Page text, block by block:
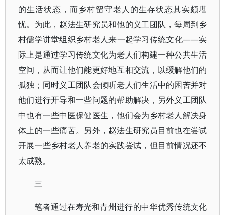
的生活状态，而乡村留守老人的生存状态其实颇堪
忧。为此，赵法生研究员和他的义工团队，每周到乡
村儒学讲堂组织乡村老人来一起学习传统文化——实
际上是通过学习传统文化为老人们构建一种公共生活
空间，从而让他们能更好地互相交流，以缓解他们的
孤独；同时义工团队会倾听老人们生活中的困苦并对
他们进行开导和一些问题的帮助解决，另外义工团队
中也有一些中医保健医生，他们会为乡村老人解决身
体上的一些痛苦。另外，赵法生研究员目前也在尝试
开展一些乡村老人养老的实践尝试，但目前情况还不
太成熟。
三
笔者通过在寿光和青州进行的中华优秀传统文化